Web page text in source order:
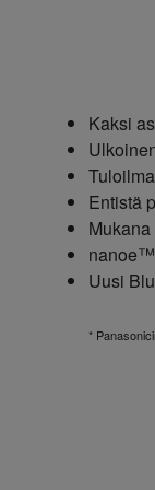
Kaksi
Entistä
nanoe™
Uusi
*